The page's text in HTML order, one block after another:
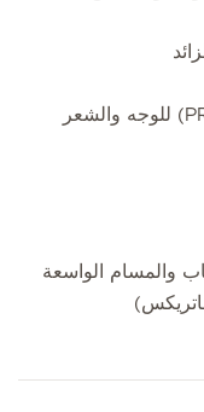
والمسام الواسعة